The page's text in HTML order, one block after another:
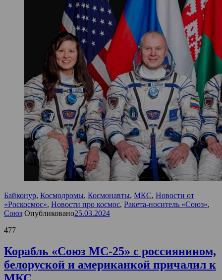
Байконур, Космодромы, Космонавты, МКС, Новости от
«Роскосмос», Новости про космос, Ракета-носитель «Союз»,
Союз Опубликовано25.03.2024
477
Корабль «Союз МС-25» с россиянином,
белоруской и американкой причалил к